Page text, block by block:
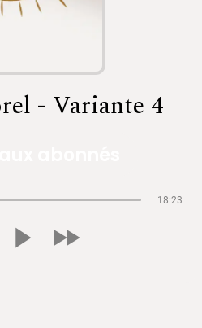
- Variante 4
18:23